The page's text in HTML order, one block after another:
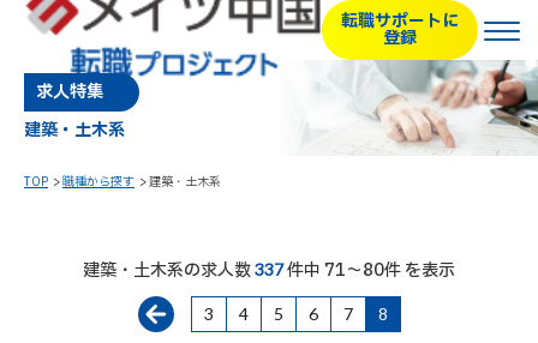
転職サポートに
登録
求人特集
建築・土木系
TOP 職種から探す 建築・土木系
建築・土木系の求人数337件中 71～80件 を表示
3 4 5 6 7 8